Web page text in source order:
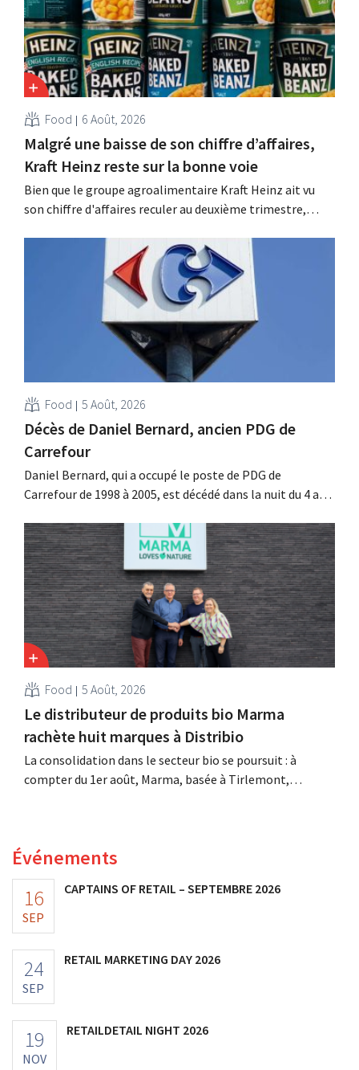
Food 6 Août, 2026
Malgré une baisse de son chiffre d’affaires,
Kraft Heinz reste sur la bonne voie
Bien que le groupe agroalimentaire Kraft Heinz ait vu
son chiffre d'affaires reculer au deuxième trimestre,
aux prévisions. La multinationale augmente ses
investissements et revoit ses prévisions à la hausse.
Food 5 Août, 2026
Décès de Daniel Bernard, ancien PDG de
Carrefour
Daniel Bernard, qui a occupé le poste de PDG de
Carrefour de 1998 à 2005, est décédé dans la nuit du 4 au 5
l'enseigne, mené à bien la fusion avec Promodès et
racheté GB, alors leader du marché belge.
Food 5 Août, 2026
Le distributeur de produits bio Marma
rachète huit marques à Distribio
La consolidation dans le secteur bio se poursuit : à
compter du 1er août, Marma, basée à Tirlemont,
Événements
16
SEP
CAPTAINS OF RETAIL – SEPTEMBRE 2026
24
SEP
RETAIL MARKETING DAY 2026
19
NOV
RETAILDETAIL NIGHT 2026